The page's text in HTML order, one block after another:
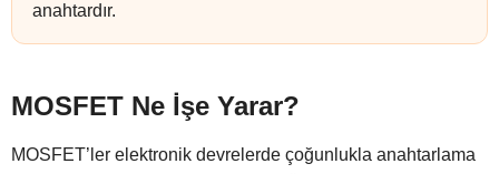
anahtardır.
MOSFET Ne İşe Yarar?
MOSFET’ler elektronik devrelerde çoğunlukla anahtarlama